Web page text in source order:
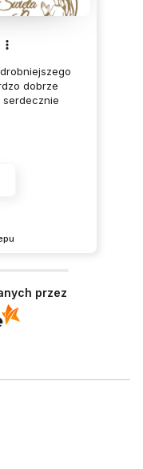
dobrze
serdecznie
przez